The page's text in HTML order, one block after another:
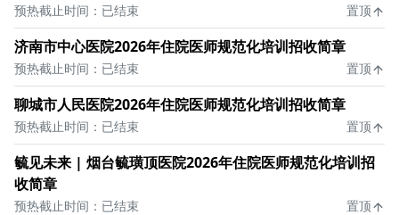
预热截止时间：已结束 置顶
济南市中心医院2026年住院医师规范化培训招收简章
预热截止时间：已结束 置顶
聊城市人民医院2026年住院医师规范化培训招收简章
预热截止时间：已结束 置顶
毓见未来 | 烟台毓璜顶医院2026年住院医师规范化培训招
收简章
预热截止时间：已结束 置顶